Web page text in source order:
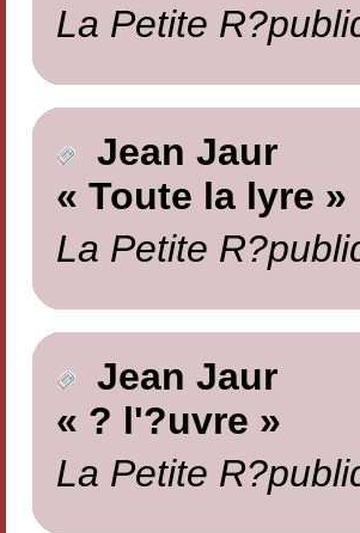
La Petite
Jean Jaur
« Toute la lyre »
La Petite
Jean Jaur
« ? l'?uvre »
La Petite